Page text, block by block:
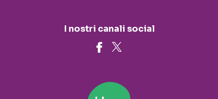
I nostri canali social